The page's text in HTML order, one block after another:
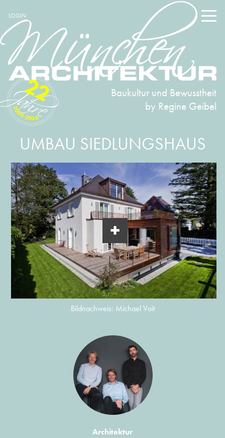
LOGIN
Baukultur und Bewusstheit
by Regine Geibel
2004-2026
22
UMBAU SIEDLUNGSHAUS
Bildnachweis: Michael Voit
Architektur